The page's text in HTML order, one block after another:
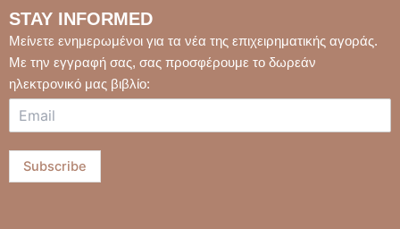
e
b
o
k
-
f
t
a
g
a
m
k
e
d
i
n
-
i
t
u
b
k
STAY INFORMED
Μείνετε ενημερωμένοι για τα νέα της επιχειρηματικής αγοράς.
Με την εγγραφή σας, σας προσφέρουμε το δωρεάν
ηλεκτρονικό μας βιβλίο:
Subscribe